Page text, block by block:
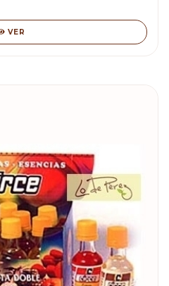
VER